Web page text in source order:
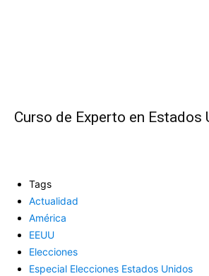
Curso de Experto en Estados
Tags
Actualidad
América
EEUU
Elecciones
Especial Elecciones Estados Unidos